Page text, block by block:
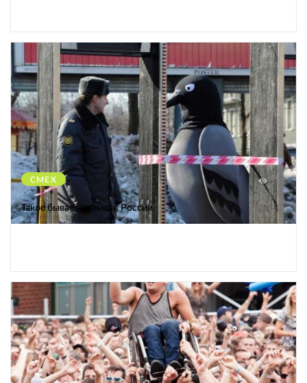
СМЕХ 588
Такое бывает только в России